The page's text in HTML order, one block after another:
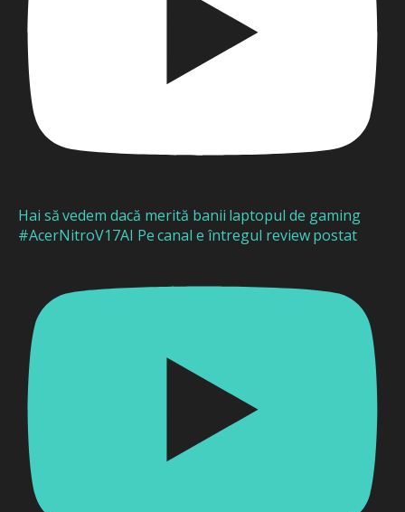
Hai să vedem dacă merită banii laptopul de gaming
#AcerNitroV17AI Pe canal e întregul review postat